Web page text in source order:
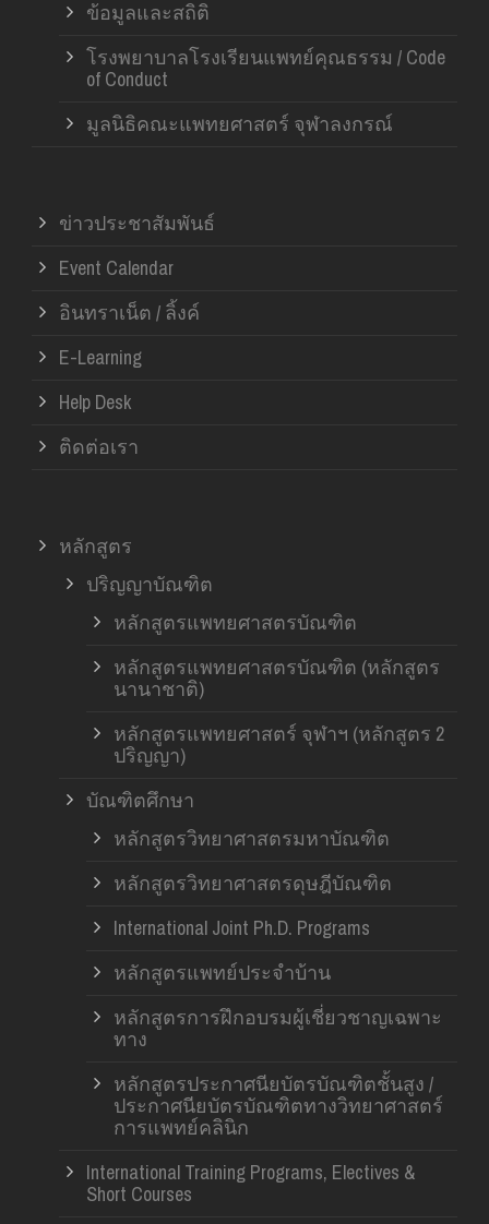
ข้อมูลและสถิติ
โรงพยาบาลโรงเรียนแพทย์คุณธรรม / Code
of Conduct
มูลนิธิคณะแพทยศาสตร์ จุฬาลงกรณ์
ข่าวประชาสัมพันธ์
Event Calendar
อินทราเน็ต / ลิ้งค์
E-Learning
Help Desk
ติดต่อเรา
หลักสูตร
ปริญญาบัณฑิต
หลักสูตรแพทยศาสตรบัณฑิต
หลักสูตรแพทยศาสตรบัณฑิต (หลักสูตร
นานาชาติ)
หลักสูตรแพทยศาสตร์ จุฬาฯ (หลักสูตร 2
ปริญญา)
บัณฑิตศึกษา
หลักสูตรวิทยาศาสตรมหาบัณฑิต
หลักสูตรวิทยาศาสตรดุษฎีบัณฑิต
International Joint Ph.D. Programs
หลักสูตรแพทย์ประจำบ้าน
หลักสูตรการฝึกอบรมผู้เชี่ยวชาญเฉพาะ
ทาง
หลักสูตรประกาศนียบัตรบัณฑิตชั้นสูง /
ประกาศนียบัตรบัณฑิตทางวิทยาศาสตร์
การแพทย์คลินิก
International Training Programs, Electives &
Short Courses